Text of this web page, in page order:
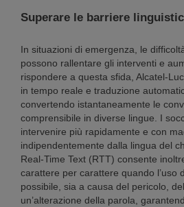
Superare le barriere
In situazioni di emergenza, le
possono rallentare gli interventi e
rispondere a questa sfida, Alcatel-
in tempo reale e traduzione
convertendo istantaneamente le
comprensibile in diverse lingue. I
intervenire più rapidamente e con
indipendentemente dalla lingua del
Real-Time Text (RTT) consente
carattere per carattere quando l’uso
possibile, sia a causa del pericolo,
un’alterazione della parola,